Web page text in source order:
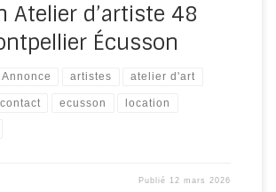
Atelier d’artiste 48
Écusson
Annonce artistes atelier d'art
contact ecusson location
Publié 12 mars 2026